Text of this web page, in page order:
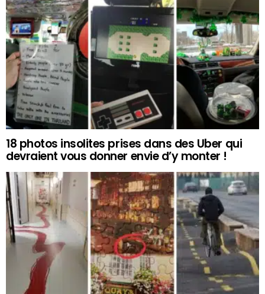
18 photos insolites prises dans des Uber qui
devraient vous donner envie d’y monter !